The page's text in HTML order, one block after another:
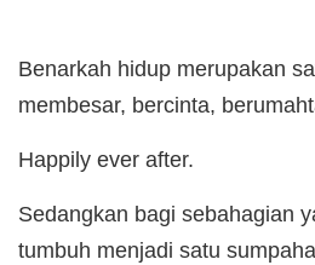
Benarkah hidup merupakan
membesar, bercinta,
Happily ever after.
Sedangkan bagi sebahagian
tumbuh menjadi satu